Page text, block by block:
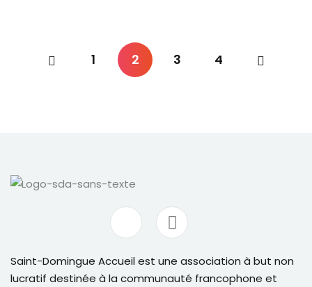
1 2 3 4
Saint-Domingue Accueil est une association à but non
lucratif destinée à la communauté francophone et